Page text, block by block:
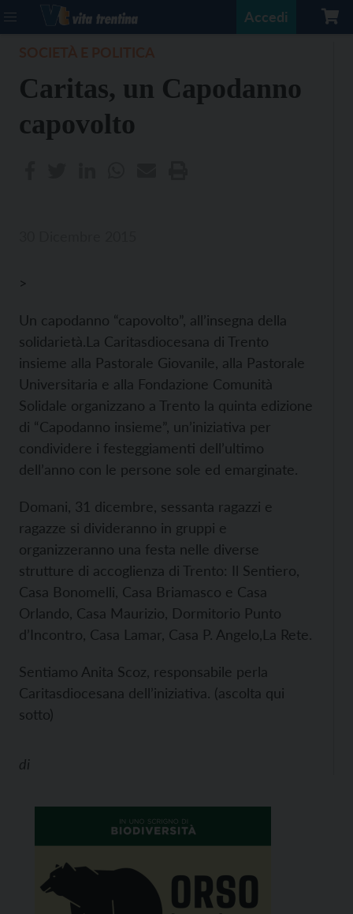
Accedi
Caritas, un Capodanno
capovolto
>
Un capodanno “capovolto”, all’insegna della
solidarietà.La Caritasdiocesana di Trento
insieme alla Pastorale Giovanile, alla Pastorale
Universitaria e alla Fondazione Comunità
Solidale organizzano a Trento la quinta edizione
di “Capodanno insieme”, un’iniziativa per
condividere i festeggiamenti dell’ultimo
dell’anno con le persone sole ed emarginate.
Domani, 31 dicembre, sessanta ragazzi e
ragazze si divideranno in gruppi e
organizzeranno una festa nelle diverse
strutture di accoglienza di Trento: Il Sentiero,
Casa Bonomelli, Casa Briamasco e Casa
Orlando, Casa Maurizio, Dormitorio Punto
d’Incontro, Casa Lamar, Casa P. Angelo,La Rete.
Sentiamo Anita Scoz, responsabile perla
Caritasdiocesana dell’iniziativa. (ascolta qui
sotto)
di